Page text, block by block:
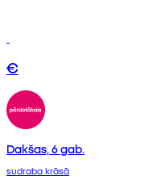
€
Dakšas, 6 gab.
sudraba krāsā